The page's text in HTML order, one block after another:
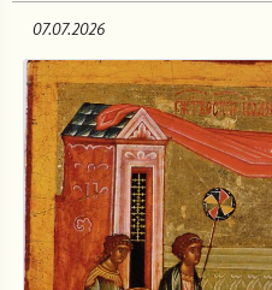
07.07.2026